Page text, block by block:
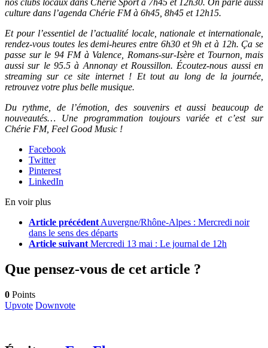
nos clubs locaux dans Chérie Sport à 7h45 et 12h30. On parle aussi
culture dans l’agenda Chérie FM à 6h45, 8h45 et 12h15.
Et pour l’essentiel de l’actualité locale, nationale et internationale,
rendez-vous toutes les demi-heures entre 6h30 et 9h et à 12h. Ça se
passe sur le 94 FM à Valence, Romans-sur-Isère et Tournon, mais
aussi sur le 95.5 à Annonay et Roussillon. Écoutez-nous aussi en
streaming sur ce site internet ! Et tout au long de la journée,
retrouvez votre plus belle musique.
Du rythme, de l’émotion, des souvenirs et aussi beaucoup de
nouveautés… Une programmation toujours variée et c’est sur
Chérie FM, Feel Good Music !
Facebook
Twitter
Pinterest
LinkedIn
En voir plus
Article précédent Auvergne/Rhône-Alpes : Mercredi noir
dans le sens des départs
Article suivant Mercredi 13 mai : Le journal de 12h
Que pensez-vous de cet article ?
0 Points
Upvote Downvote